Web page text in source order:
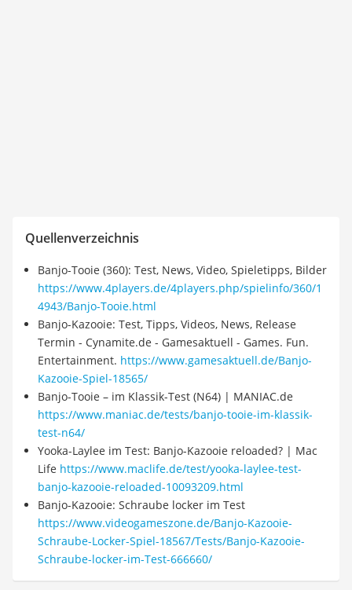
Quellenverzeichnis
Banjo-Tooie (360): Test, News, Video, Spieletipps, Bilder
https://www.4players.de/4players.php/spielinfo/360/1
4943/Banjo-Tooie.html
Banjo-Kazooie: Test, Tipps, Videos, News, Release
Termin - Cynamite.de - Gamesaktuell - Games. Fun.
Entertainment. https://www.gamesaktuell.de/Banjo-
Kazooie-Spiel-18565/
Banjo-Tooie – im Klassik-Test (N64) | MANIAC.de
https://www.maniac.de/tests/banjo-tooie-im-klassik-
test-n64/
Yooka-Laylee im Test: Banjo-Kazooie reloaded? | Mac
Life https://www.maclife.de/test/yooka-laylee-test-
banjo-kazooie-reloaded-10093209.html
Banjo-Kazooie: Schraube locker im Test
https://www.videogameszone.de/Banjo-Kazooie-
Schraube-Locker-Spiel-18567/Tests/Banjo-Kazooie-
Schraube-locker-im-Test-666660/